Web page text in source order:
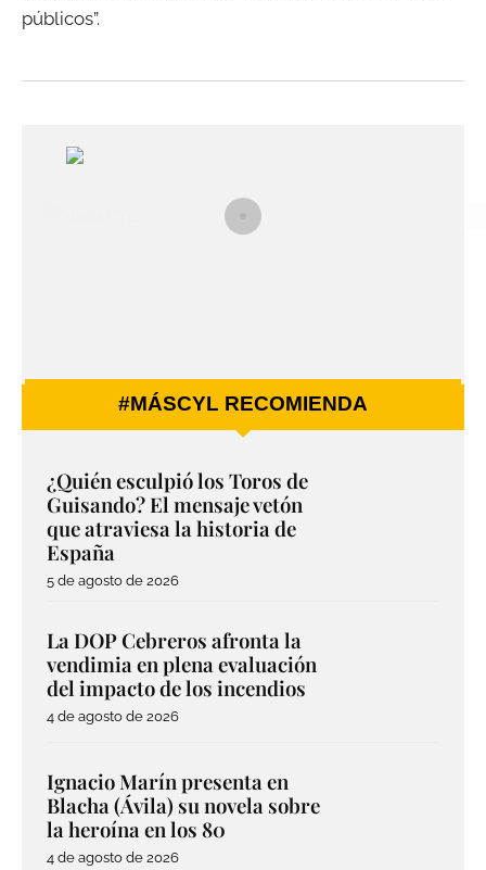
públicos”.
#MÁSCYL RECOMIENDA
¿Quién esculpió los Toros de
Guisando? El mensaje vetón
que atraviesa la historia de
España
5 de agosto de 2026
La DOP Cebreros afronta la
vendimia en plena evaluación
del impacto de los incendios
4 de agosto de 2026
Ignacio Marín presenta en
Blacha (Ávila) su novela sobre
la heroína en los 80
4 de agosto de 2026